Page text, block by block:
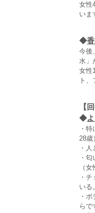
女性
いま
◆
今後
水」
女性
ト
【
◆
・
28歳
・
・
（女
・
いる
・
らで